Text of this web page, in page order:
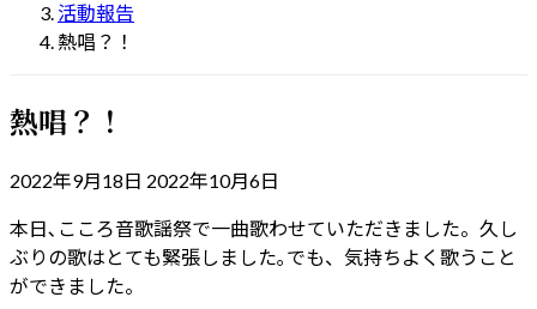
活動報告
熱唱？！
熱唱？！
2022年9月18日 最
更
新
2022年10月6日
本日､こころ音歌謡祭で一曲歌わせていただきました。久し
ぶりの歌はとても緊張しました｡でも、気持ちよく歌うこと
ができました。